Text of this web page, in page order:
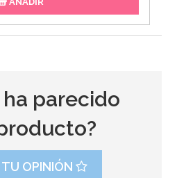
ha parecido
OPINIÓN